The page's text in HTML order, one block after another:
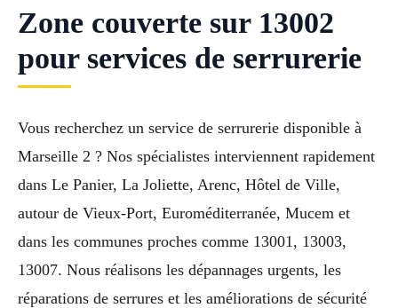
Zone couverte sur 13002
pour services de serrurerie
Vous recherchez un service de serrurerie disponible à
Marseille 2 ? Nos spécialistes interviennent rapidement
dans Le Panier, La Joliette, Arenc, Hôtel de Ville,
autour de Vieux-Port, Euroméditerranée, Mucem et
dans les communes proches comme 13001, 13003,
13007. Nous réalisons les dépannages urgents, les
réparations de serrures et les améliorations de sécurité